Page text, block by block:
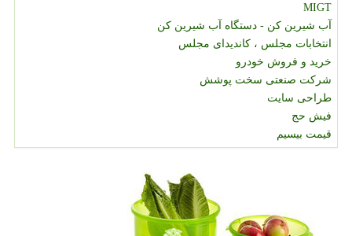
MIGT
آب شیرین کن - دستگاه آب شیرین کن
انتخابات مجلس ، کاندیدای مجلس
خرید و فروش خودرو
شرکت صنعتی سخت پوشش
طراحی سایت
فیش حج
قیمت بیسیم